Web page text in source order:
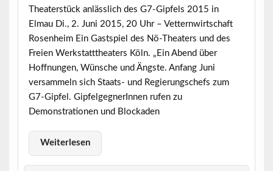
Theaterstück anlässlich des G7-Gipfels 2015 in
Elmau Di., 2. Juni 2015, 20 Uhr – Vetternwirtschaft
Rosenheim Ein Gastspiel des Nö-Theaters und des
Freien Werkstatttheaters Köln. „Ein Abend über
Hoﬀnungen, Wünsche und Ängste. Anfang Juni
versammeln sich Staats- und Regierungschefs zum
G7-Gipfel. GipfelgegnerInnen rufen zu
Demonstrationen und Blockaden
Weiterlesen